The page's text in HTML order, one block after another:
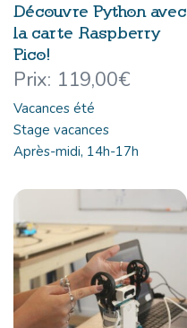
Découvre Python avec
la carte Raspberry
Pico!
119,00€
Vacances été
Stage vacances
Après-midi, 14h-17h